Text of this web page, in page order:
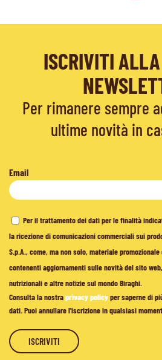
ISCRIVITI
Per rimanere sempre
ultime novità in
Email
Per il trattamento dei dati per le finalità
la ricezione di comunicazioni commerciali sui
S.p.A., come, ma non solo, materiale
contenenti aggiornamenti sulle novità del sito
nutrizionali e altre notizie sul mondo Biraghi.
Consulta la nostraprivacy policyper saperne di
dati. Puoi annullare l'iscrizione in qualsiasi